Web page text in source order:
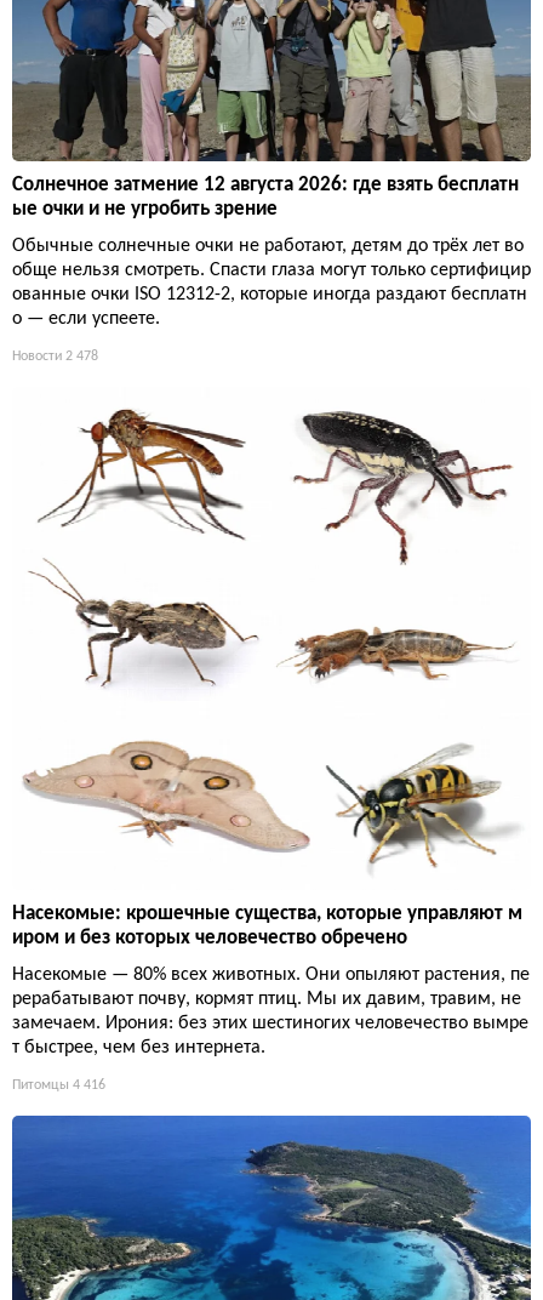
Солнечное затмение 12 августа 2026: где взять бесплатн
ые очки и не угробить зрение
Обычные солнечные очки не работают, детям до трёх лет во
обще нельзя смотреть. Спасти глаза могут только сертифицир
ованные очки ISO 12312-2, которые иногда раздают бесплатн
о — если успеете.
Новости 2 478
Насекомые: крошечные существа, которые управляют м
иром и без которых человечество обречено
Насекомые — 80% всех животных. Они опыляют растения, пе
рерабатывают почву, кормят птиц. Мы их давим, травим, не
замечаем. Ирония: без этих шестиногих человечество вымре
т быстрее, чем без интернета.
Питомцы 4 416